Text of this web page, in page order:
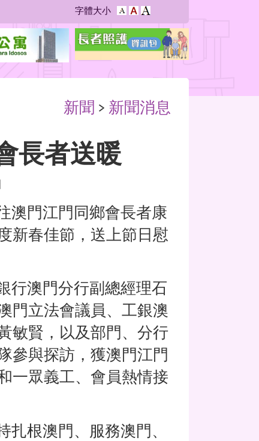
字體大小
型
大
小：
原
型
大
小：
較
型
大
小：
最
新聞 > 新聞消息
長者送暖
澳門江門同鄉會長者康
新春佳節，送上節日慰
行澳門分行副總經理石
門立法會議員、工銀澳
敏賢，以及部門、分行
參與探訪，獲澳門江門
一眾義工、會員熱情接
根澳門、服務澳門、